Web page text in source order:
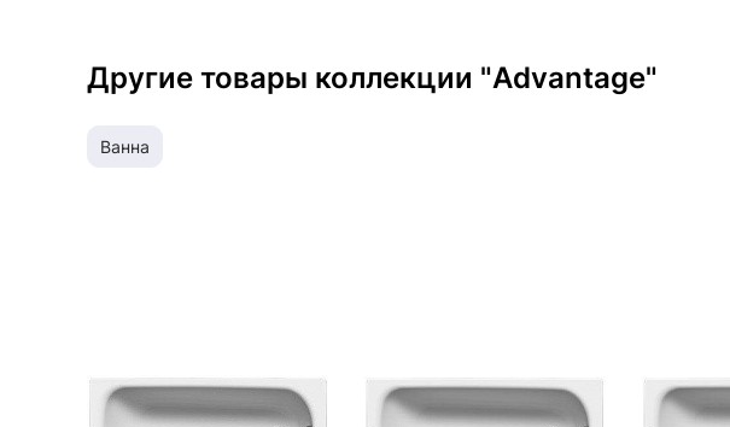
Другие товары коллекции "Advantage"
ванна